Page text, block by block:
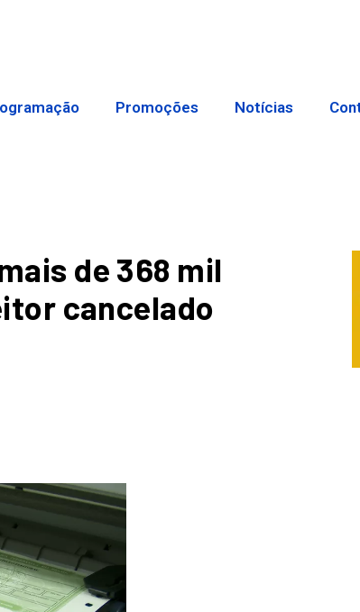
Promoções Notícias
de 368 mil
cancelado